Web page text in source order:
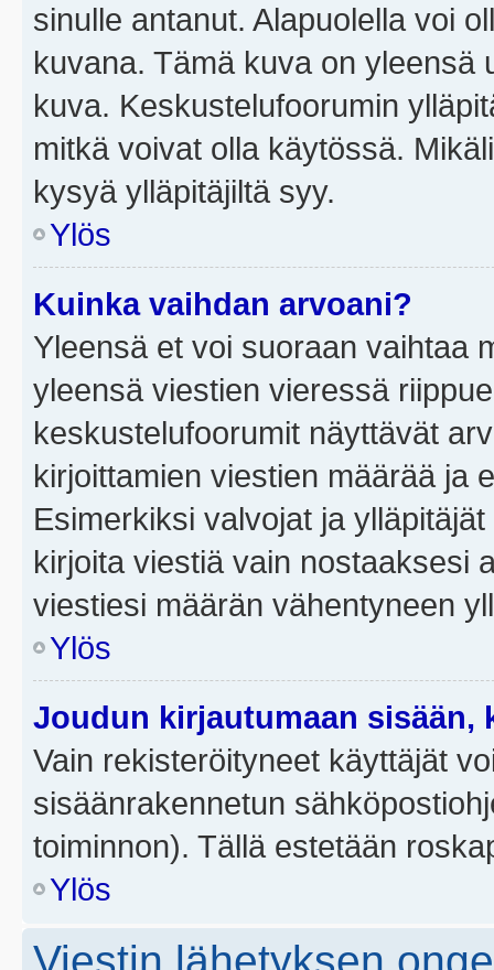
sinulle antanut. Alapuolella voi
kuvana. Tämä kuva on yleensä
kuva. Keskustelufoorumin
mitkä voivat olla käytössä.
kysyä ylläpitäjiltä syy.
Ylös
Kuinka vaihdan arvoani?
Yleensä et voi suoraan vaihtaa
yleensä viestien vieressä
keskustelufoorumit näyttävät
kirjoittamien viestien määrää ja
Esimerkiksi valvojat ja
kirjoita viestiä vain nostaaksesi
viestiesi määrän vähentyneen
Ylös
Joudun kirjautumaan sisään,
Vain rekisteröityneet käyttäjät
sisäänrakennetun
toiminnon). Tällä estetään
Ylös